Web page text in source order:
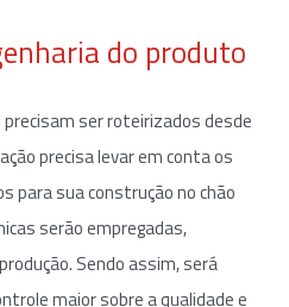
do produto
ser roteirizados desde
precisa levar em conta os
para sua construção no chão
serão empregadas,
Sendo assim, será
maior sobre a qualidade e